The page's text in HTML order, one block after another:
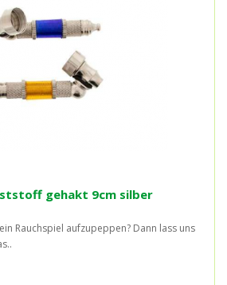
gehakt 9cm silber
Rauchspiel aufzupeppen? Dann lass uns